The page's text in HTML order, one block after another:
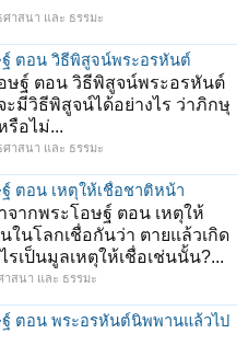
าสนา และ ธรรมะ
ตอน วิธีพิสูจน์พระอรหันต์
ษฐ์ ตอน วิธีพิสูจน์พระอรหันต์
ะมีวิธีพิสูจน์ได้อย่างไร ว่าภิกษุ
รือไม่...
าสนา และ ธรรมะ
ตอน เหตุให้เชื่อชาติหน้า
จากพระโอษฐ์ ตอน เหตุให้
นโลกเชื่อกันว่า ตายแล้วเกิด
เป็นมูลเหตุให้เชื่อเช่นนั้น?...
าสนา และ ธรรมะ
ตอน พระอรหันต์นิพพานแล้วไป